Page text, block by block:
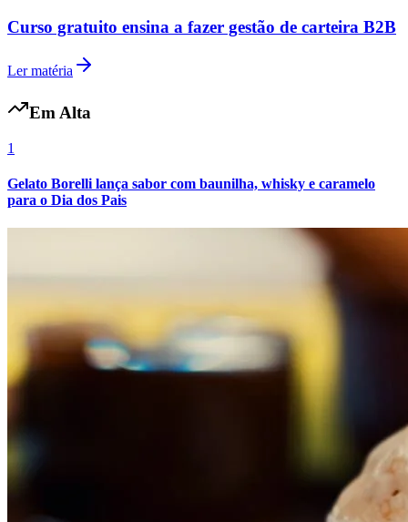
Cruzeiro
Curso gratuito ensina a fazer gestão de carteira B2B
Ler matéria
Em Alta
1
Gelato Borelli lança sabor com baunilha, whisky e caramelo
para o Dia dos Pais